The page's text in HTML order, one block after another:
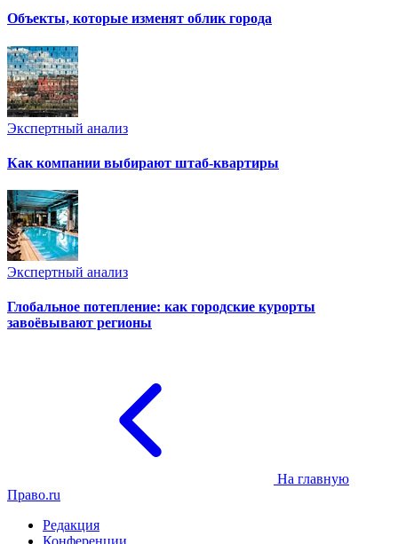
Объекты, которые изменят облик города
Экспертный анализ
Как компании выбирают штаб-квартиры
Экспертный анализ
Глобальное потепление: как городские курорты
завоёвывают регионы
На главную
Право.ru
Редакция
Конференции